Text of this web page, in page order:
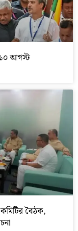
১০ আগস্ট
বৈঠক,